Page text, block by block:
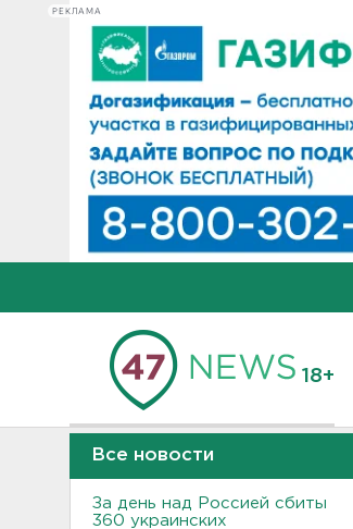
РЕКЛАМА
18+
Все новости
За день над Россией сбиты
360 украинских